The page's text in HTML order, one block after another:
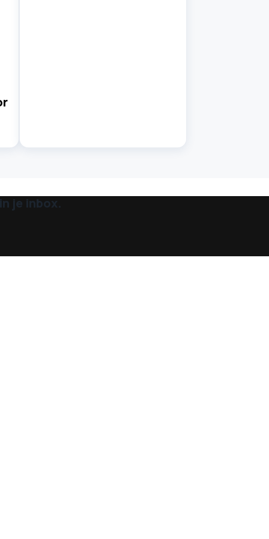
je inbox.